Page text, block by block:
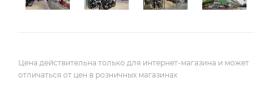
Цена действительна только для интернет-магазина и может
отличаться от цен в розничных магазинах